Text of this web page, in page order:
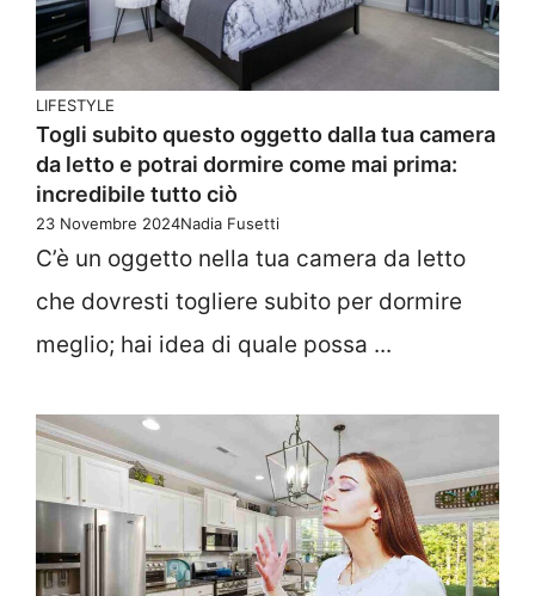
LIFESTYLE
Togli subito questo oggetto dalla tua camera
da letto e potrai dormire come mai prima:
incredibile tutto ciò
23 Novembre 2024Nadia Fusetti
C’è un oggetto nella tua camera da letto
che dovresti togliere subito per dormire
meglio; hai idea di quale possa ...